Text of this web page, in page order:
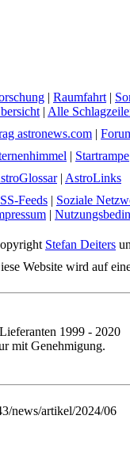
| Raumfahrt |
| Alle
astronews.com |
| Startrampe
| AstroLinks
Feeds | Soziale
|
Stefan Deiters
Website wird auf
1999 - 2020
mit Genehmigung.
news/artikel/2024/06